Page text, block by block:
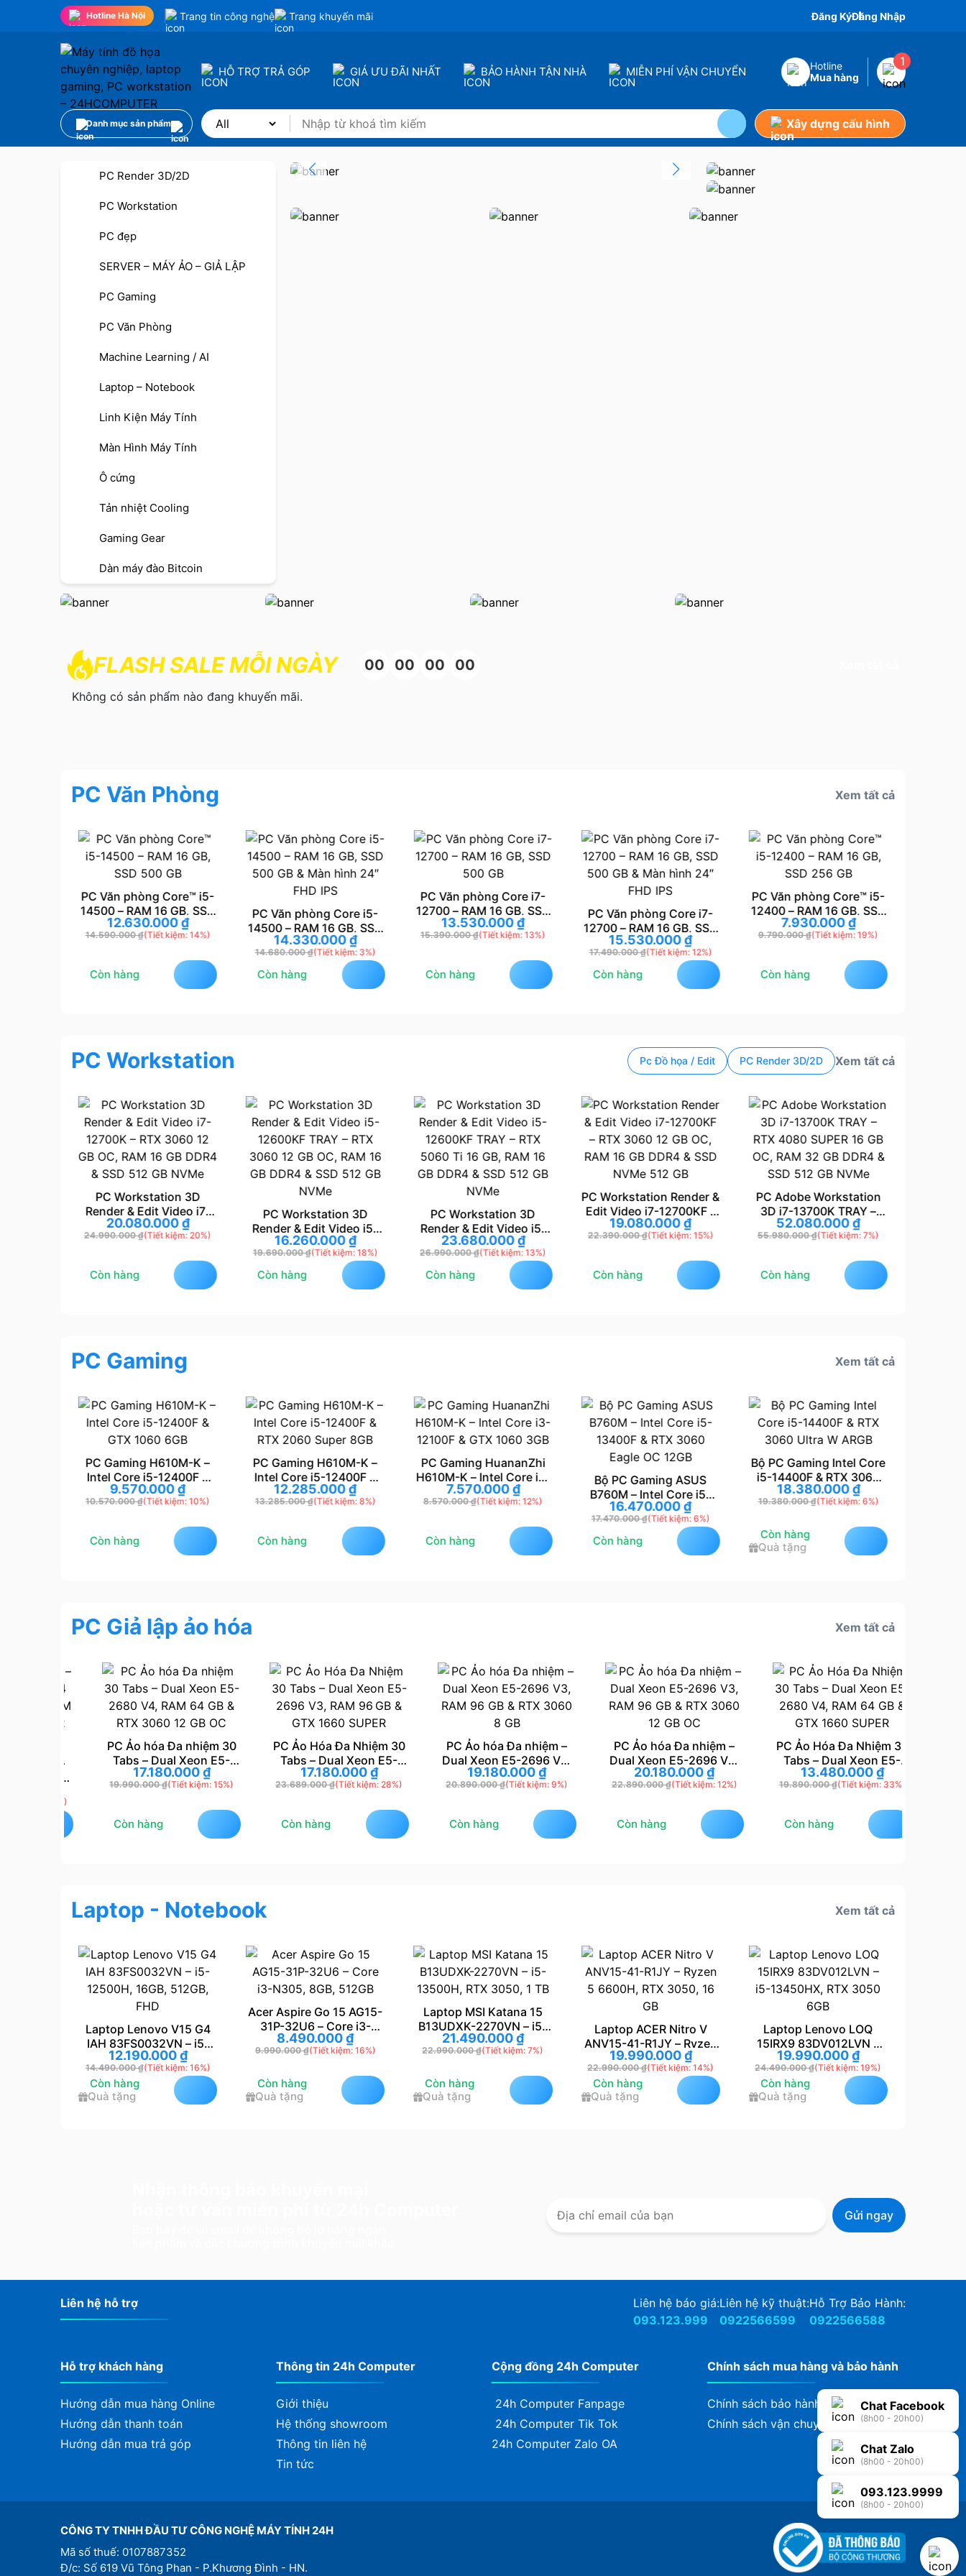
Hotline Hà Nội Trang tin công nghệ Trang khuyến mãi Đăng KýĐăng Nhập
HỖ TRỢ TRẢ GÓP GIÁ ƯU ĐÃI NHẤT BẢO HÀNH TẬN NHÀ MIỄN PHÍ VẬN CHUYỂN
Hotline
Mua hàng
1
Danh mục sản phẩm Xây dựng cấu hình
PC Render 3D/2D
PC Workstation
PC đẹp
SERVER – MÁY ẢO – GIẢ LẬP
PC Gaming
PC Văn Phòng
Machine Learning / AI
Laptop – Notebook
Linh Kiện Máy Tính
Màn Hình Máy Tính
Ô cứng
Tản nhiệt Cooling
Gaming Gear
Dàn máy đào Bitcoin
FLASH SALE MỖI NGÀY 00 00 00 00
Không có sản phẩm nào đang khuyến mãi.
PC Văn Phòng Xem tất cả
PC Văn phòng Core™ i5-
14500 – RAM 16 GB, SSD
500 GB
(Tiết kiệm: 14%)
14.590.000₫
12.630.000₫
Còn hàng
PC Văn phòng Core i5-
14500 – RAM 16 GB, SSD
500 GB & Màn hình 24″
FHD IPS
(Tiết kiệm: 3%)
14.680.000₫
14.330.000₫
Còn hàng
PC Văn phòng Core i7-
12700 – RAM 16 GB, SSD
500 GB
(Tiết kiệm: 13%)
15.390.000₫
13.530.000₫
Còn hàng
PC Văn phòng Core i7-
12700 – RAM 16 GB, SSD
500 GB & Màn hình 24″
FHD IPS
(Tiết kiệm: 12%)
17.490.000₫
15.530.000₫
Còn hàng
PC Văn phòng Core™ i5-
12400 – RAM 16 GB, SSD
256 GB
(Tiết kiệm: 19%)
9.790.000₫
7.930.000₫
Còn hàng
PC Workstation Pc Đồ họa / Edit PC Render 3D/2D Xem tất cả
PC Workstation 3D
Render & Edit Video i7-
12700K – RTX 3060 12
GB OC, RAM 16 GB DDR4
(Tiết kiệm: 20%)
24.990.000₫
20.080.000₫
Còn hàng
PC Workstation 3D
Render & Edit Video i5-
12600KF TRAY – RTX
3060 12 GB OC, RAM 16
GB DDR4 & SSD 512 GB
NVMe
(Tiết kiệm: 18%)
19.690.000₫
16.260.000₫
Còn hàng
PC Workstation 3D
Render & Edit Video i5-
12600KF TRAY – RTX
5060 Ti 16 GB, RAM 16
GB DDR4 & SSD 512 GB
NVMe
(Tiết kiệm: 13%)
26.990.000₫
23.680.000₫
Còn hàng
PC Workstation Render &
Edit Video i7-12700KF –
RTX 3060 12 GB OC,
RAM 16 GB DDR4 & SSD
(Tiết kiệm: 15%)
22.390.000₫
19.080.000₫
Còn hàng
PC Adobe Workstation
3D i7-13700K TRAY –
RTX 4080 SUPER 16 GB
OC, RAM 32 GB DDR4 &
(Tiết kiệm: 7%)
55.980.000₫
52.080.000₫
Còn hàng
PC Gaming Xem tất cả
PC Gaming H610M-K –
Intel Core i5-12400F &
GTX 1060 6GB
(Tiết kiệm: 10%)
10.570.000₫
9.570.000₫
Còn hàng
PC Gaming H610M-K –
Intel Core i5-12400F &
RTX 2060 Super 8GB
(Tiết kiệm: 8%)
13.285.000₫
12.285.000₫
Còn hàng
PC Gaming HuananZhi
H610M-K – Intel Core i3-
12100F & GTX 1060 3GB
(Tiết kiệm: 12%)
8.570.000₫
7.570.000₫
Còn hàng
Bộ PC Gaming ASUS
B760M – Intel Core i5-
13400F & RTX 3060
Eagle OC 12GB
(Tiết kiệm: 6%)
17.470.000₫
16.470.000₫
Còn hàng
Bộ PC Gaming Intel Core
i5-14400F & RTX 3060
Ultra W ARGB
(Tiết kiệm: 6%)
19.380.000₫
18.380.000₫
Còn hàng
Quà tặng
PC Giả lập ảo hóa Xem tất cả
PC Ảo hóa Đa nhiệm 30
Tabs – Dual Xeon E5-
2680 V4, RAM 64 GB &
RTX 3060 12 GB OC
(Tiết kiệm: 15%)
19.990.000₫
17.180.000₫
Còn hàng
PC Ảo Hóa Đa Nhiệm 30
Tabs – Dual Xeon E5-
2696 V3, RAM 96 GB &
GTX 1660 SUPER
(Tiết kiệm: 28%)
23.689.000₫
17.180.000₫
Còn hàng
PC Ảo hóa Đa nhiệm –
Dual Xeon E5-2696 V3,
RAM 96 GB & RTX 3060 8
GB(Tiết kiệm: 9%)
20.890.000₫
19.180.000₫
Còn hàng
PC Ảo hóa Đa nhiệm –
Dual Xeon E5-2696 V3,
RAM 96 GB & RTX 3060
12 GB OC
(Tiết kiệm: 12%)
22.890.000₫
20.180.000₫
Còn hàng
PC Ảo Hóa Đa Nhiệm 30
Tabs – Dual Xeon E5-
2680 V4, RAM 64 GB &
GTX 1660 SUPER
(Tiết kiệm: 33%)
19.890.000₫
13.480.000₫
Còn hàng
Laptop - Notebook Xem tất cả
Laptop Lenovo V15 G4
IAH 83FS0032VN – i5-
12500H, 16GB, 512GB,
FHD
(Tiết kiệm: 16%)
14.490.000₫
12.190.000₫
Còn hàng
Quà tặng
Acer Aspire Go 15 AG15-
31P-32U6 – Core i3-
N305, 8GB, 512GB
(Tiết kiệm: 16%)
9.990.000₫
8.490.000₫
Còn hàng
Quà tặng
Laptop MSI Katana 15
B13UDXK-2270VN – i5-
13500H, RTX 3050, 1 TB
(Tiết kiệm: 7%)
22.990.000₫
21.490.000₫
Còn hàng
Quà tặng
Laptop ACER Nitro V
ANV15-41-R1JY – Ryzen
5 6600H, RTX 3050, 16
GB
(Tiết kiệm: 14%)
22.990.000₫
19.990.000₫
Còn hàng
Quà tặng
Laptop Lenovo LOQ
15IRX9 83DV012LVN –
i5-13450HX, RTX 3050
6GB
(Tiết kiệm: 19%)
24.490.000₫
19.990.000₫
Còn hàng
Quà tặng
Liên hệ hỗ trợ
Liên hệ báo giá:
093.123.999
Liên hệ kỹ thuật:
0922566599
Hỗ Trợ Bảo Hành:
0922566588
Hỗ trợ khách hàng
Hướng dẫn mua hàng Online
Hướng dẫn thanh toán
Hướng dẫn mua trả góp
Thông tin 24h Computer
Giới thiệu
Hệ thống showroom
Thông tin liên hệ
Tin tức
Cộng đồng 24h Computer
24h Computer Fanpage
24h Computer Tik Tok
24h Computer Zalo OA
Chính sách mua hàng và bảo hành
Chính sách bảo hành
Chính sách vận chuyển, giao nhận
CÔNG TY TNHH ĐẦU TƯ CÔNG NGHỆ MÁY TÍNH 24H
Mã số thuế: 0107887352
Đ/c: Số 619 Vũ Tông Phan - P.Khương Đình - HN.
Chat Facebook
(8h00 - 20h00)
Chat Zalo
(8h00 - 20h00)
093.123.9999
(8h00 - 20h00)